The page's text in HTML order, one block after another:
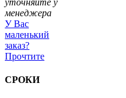
менеджера
У Вас
маленький
заказ?
Прочтите
СРОКИ